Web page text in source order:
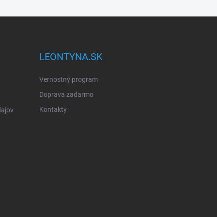
LEONTYNA.SK
Vernostný program
Doprava zadarmo
Kontakty